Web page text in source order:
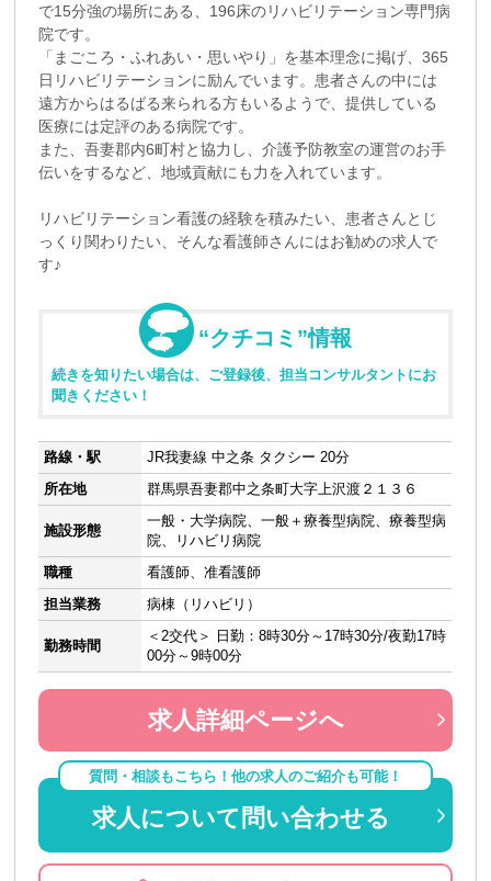
で15分強の場所にある、196床のリハビリテーション専門病
院です。
「まごころ・ふれあい・思いやり」を基本理念に掲げ、365
日リハビリテーションに励んでいます。患者さんの中には
遠方からはるばる来られる方もいるようで、提供している
医療には定評のある病院です。
また、吾妻郡内6町村と協力し、介護予防教室の運営のお手
伝いをするなど、地域貢献にも力を入れています。
リハビリテーション看護の経験を積みたい、患者さんとじ
っくり関わりたい、そんな看護師さんにはお勧めの求人で
す♪
“クチコミ”情報
続きを知りたい場合は、ご登録後、担当コンサルタントにお
聞きください！
路線・駅
JR我妻線 中之条 タクシー 20分
所在地
群馬県吾妻郡中之条町大字上沢渡２１３６
施設形態
一般・大学病院、一般＋療養型病院、療養型病
院、リハビリ病院
職種
看護師、准看護師
担当業務
病棟（リハビリ）
勤務時間
＜2交代＞ 日勤：8時30分～17時30分/夜勤17時
00分～9時00分
求人詳細ページへ
質問・相談もこちら！他の求人のご紹介も可能！
求人について問い合わせる